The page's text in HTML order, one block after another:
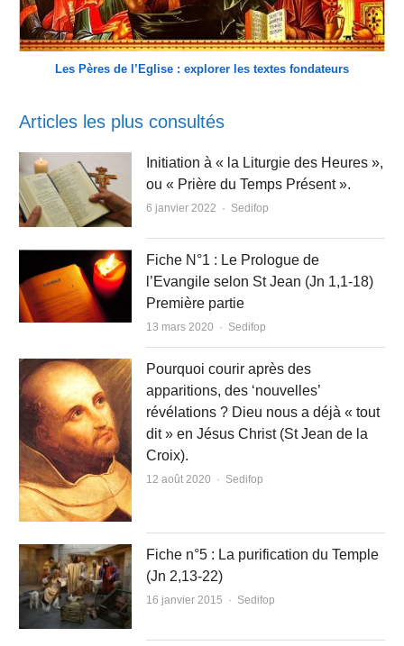
Les Pères de l’Eglise : explorer les textes fondateurs
Articles les plus consultés
Initiation à « la Liturgie des Heures »,
ou « Prière du Temps Présent ».
6 janvier 2022 Author
Sedifop
Fiche N°1 : Le Prologue de
l’Evangile selon St Jean (Jn 1,1-18)
Première partie
13 mars 2020 Author
Sedifop
Pourquoi courir après des
apparitions, des ‘nouvelles’
révélations ? Dieu nous a déjà « tout
dit » en Jésus Christ (St Jean de la
Croix).
12 août 2020 Author
Sedifop
Fiche n°5 : La purification du Temple
(Jn 2,13-22)
16 janvier 2015 Author
Sedifop